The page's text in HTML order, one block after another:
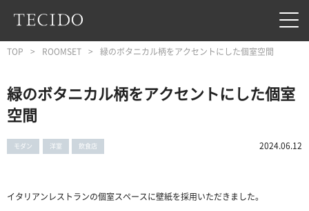
フッターへジャンプ
TOP ROOMSET 緑のボタニカル柄をアクセントにした個室空間
緑のボタニカル柄をアクセントにした個室
空間
モダン 洋室 飲食店 2024.06.12
イタリアンレストランの個室スペースに壁紙を採用いただきました。